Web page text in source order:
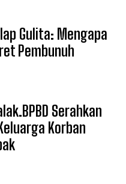
Gulita: Mengapa
Pembunuh
Serahkan
Korban